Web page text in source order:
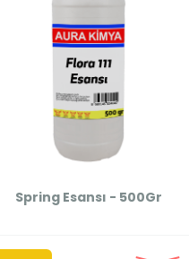
Spring Esansı - 500Gr